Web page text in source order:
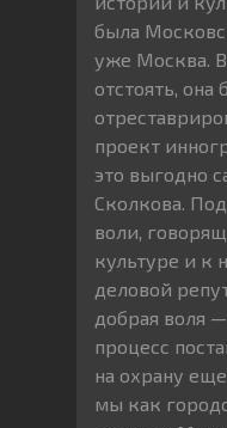
была
уже Москва. В
отстоять, она
проект
это выгодно
Сколкова.
воли,
культуре и к
деловой
добрая воля
процесс
на охрану
мы как